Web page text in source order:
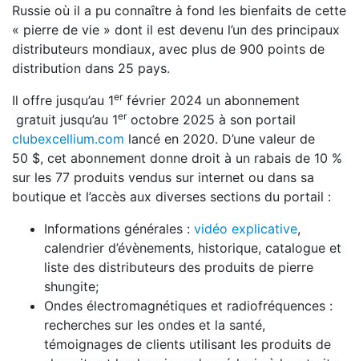
Russie où il a pu connaître à fond les bienfaits de cette
« pierre de vie » dont il est devenu l’un des principaux
distributeurs mondiaux, avec plus de 900 points de
distribution dans 25 pays.
Il offre jusqu’au 1erfévrier 2024 un abonnement
gratuit jusqu’au 1eroctobre 2025 à son portail
clubexcellium.com lancé en 2020. D’une valeur de
50 $, cet abonnement donne droit à un rabais de 10 %
sur les 77 produits vendus sur internet ou dans sa
boutique et l’accès aux diverses sections du portail :
Informations générales : vidéo explicative,
calendrier d’évènements, historique, catalogue et
liste des distributeurs des produits de pierre
shungite;
Ondes électromagnétiques et radiofréquences :
recherches sur les ondes et la santé,
témoignages de clients utilisant les produits de